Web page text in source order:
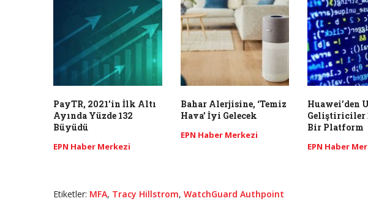
PayTR, 2021’in İlk Altı
Ayında Yüzde 132
Büyüdü
EPN Haber Merkezi
Bahar Alerjisine, ‘Temiz
Hava’ İyi Gelecek
EPN Haber Merkezi
Huawei’den
Geliştiriciler
Bir Platform
EPN Haber
Etiketler: MFA, Tracy Hillstrom, WatchGuard Authpoint